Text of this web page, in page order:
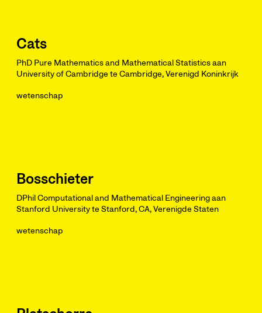
Cats
PhD Pure Mathematics and Mathematical Statistics aan
University of Cambridge te Cambridge, Verenigd Koninkrijk
wetenschap
Bosschieter
DPhil Computational and Mathematical Engineering aan
Stanford University te Stanford, CA, Verenigde Staten
wetenschap